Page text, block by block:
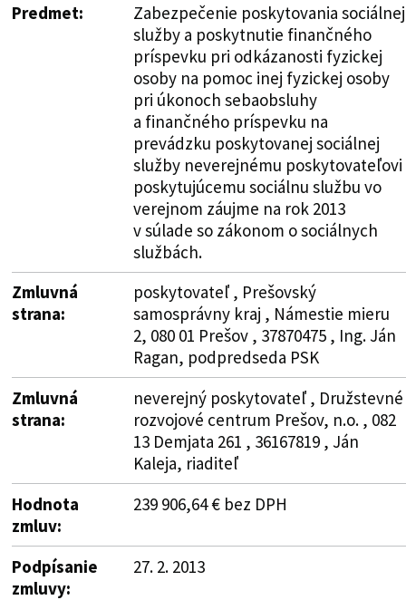
Predmet:
Zabezpečenie poskytovania sociálnej
služby a poskytnutie finančného
príspevku pri odkázanosti fyzickej
osoby na pomoc inej fyzickej osoby
pri úkonoch sebaobsluhy
a finančného príspevku na
prevádzku poskytovanej sociálnej
služby neverejnému poskytovateľovi
poskytujúcemu sociálnu službu vo
verejnom záujme na rok 2013
v súlade so zákonom o sociálnych
službách.
Zmluvná
strana:
poskytovateľ , Prešovský
samosprávny kraj , Námestie mieru
2, 080 01 Prešov , 37870475 , Ing. Ján
Ragan, podpredseda PSK
Zmluvná
strana:
neverejný poskytovateľ , Družstevné
rozvojové centrum Prešov, n.o. , 082
13 Demjata 261 , 36167819 , Ján
Kaleja, riaditeľ
Hodnota
zmluv:
239 906,64 € bez DPH
Podpísanie
zmluvy:
27. 2. 2013